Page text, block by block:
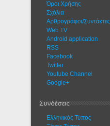
Όροι Χρήσης
Σχόλια
Αρθρογράφοι/Συντάκτες
Web TV
Android application
RSS
Facebook
Twitter
Youtube Channel
Google+
Συνδέσεις
Ελληνικός Τύπος